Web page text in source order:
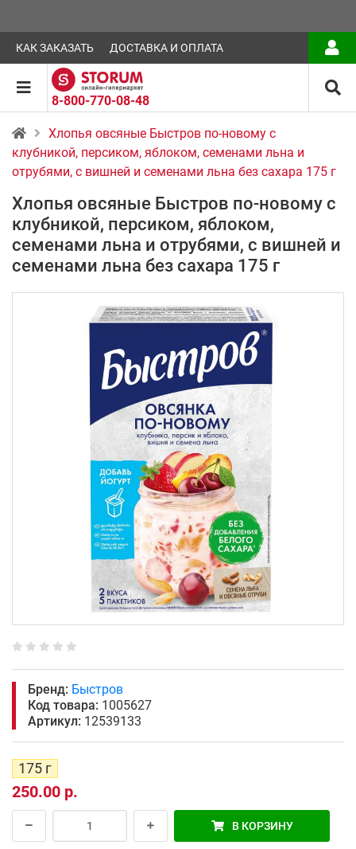
КАК ЗАКАЗАТЬ ДОСТАВКА И ОПЛАТА
8-800-770-08-48
Хлопья овсяные Быстров по-новому с
клубникой, персиком, яблоком, семенами льна и
отрубями, с вишней и семенами льна без сахара 175 г
Хлопья овсяные Быстров по-новому с
клубникой, персиком, яблоком,
семенами льна и отрубями, с вишней и
семенами льна без сахара 175 г
Бренд: Быстров
Код товара: 1005627
Артикул: 12539133
175 г
250.00 р.
В КОРЗИНУ